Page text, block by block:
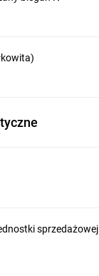
sprzedażowej